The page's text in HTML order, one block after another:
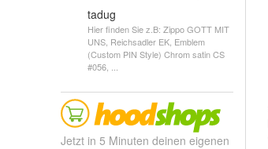
tadug
Hier finden Sie z.B: Zippo GOTT MIT
UNS, Reichsadler EK, Emblem
(Custom PIN Style) Chrom satin CS
#056, ...
Jetzt in 5 Minuten deinen eigenen